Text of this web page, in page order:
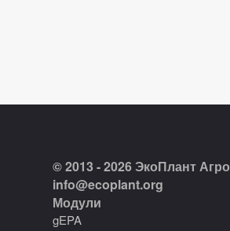
© 2013 - 2026 ЭкоПлант Агро
info@ecoplant.org
Модули
gEPA